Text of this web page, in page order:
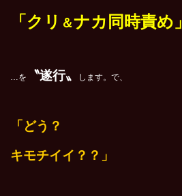
「クリ ＆ナカ同時責め」
…を 〝遂行〟 します。で、
「どう？
キモチイイ？？ 」